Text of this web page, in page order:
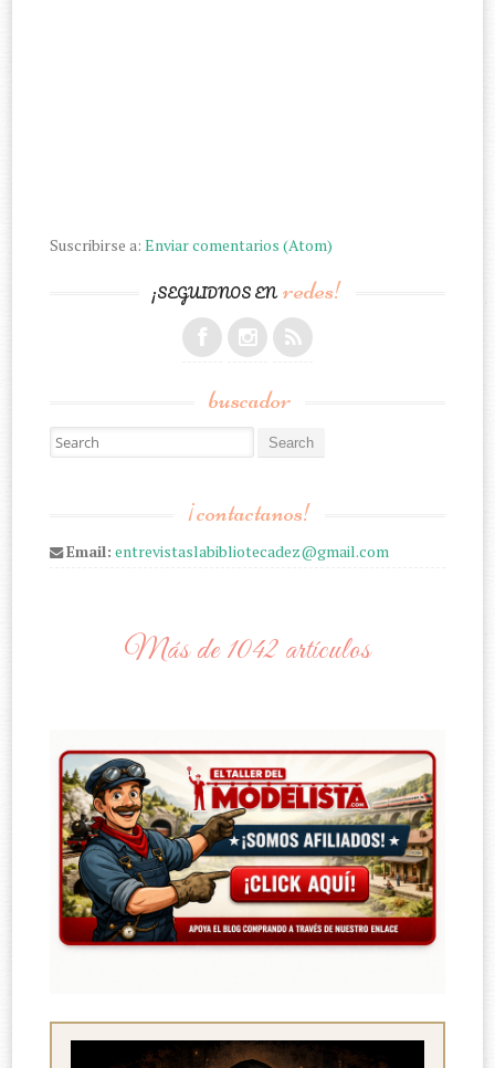
Suscribirse a:Enviar comentarios (Atom)
¡SEGUIDNOS ENredes!
buscador
Search for:
¡contactanos!
Email: entrevistaslabibliotecadez@gmail.com
Más de 1042 artículos